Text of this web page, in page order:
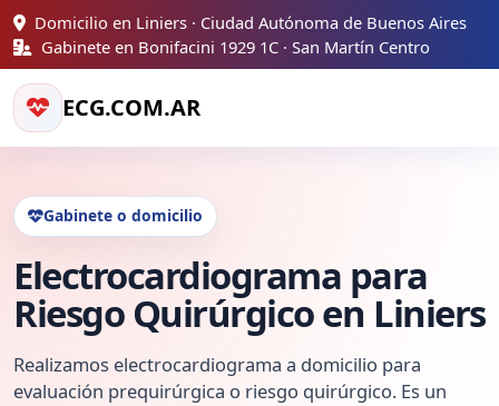
Domicilio en Liniers · Ciudad Autónoma de Buenos Aires
Gabinete en Bonifacini 1929 1C · San Martín Centro
ECG.COM.AR
Gabinete o domicilio
Electrocardiograma para
Riesgo Quirúrgico en Liniers
Realizamos electrocardiograma a domicilio para
evaluación prequirúrgica o riesgo quirúrgico. Es un